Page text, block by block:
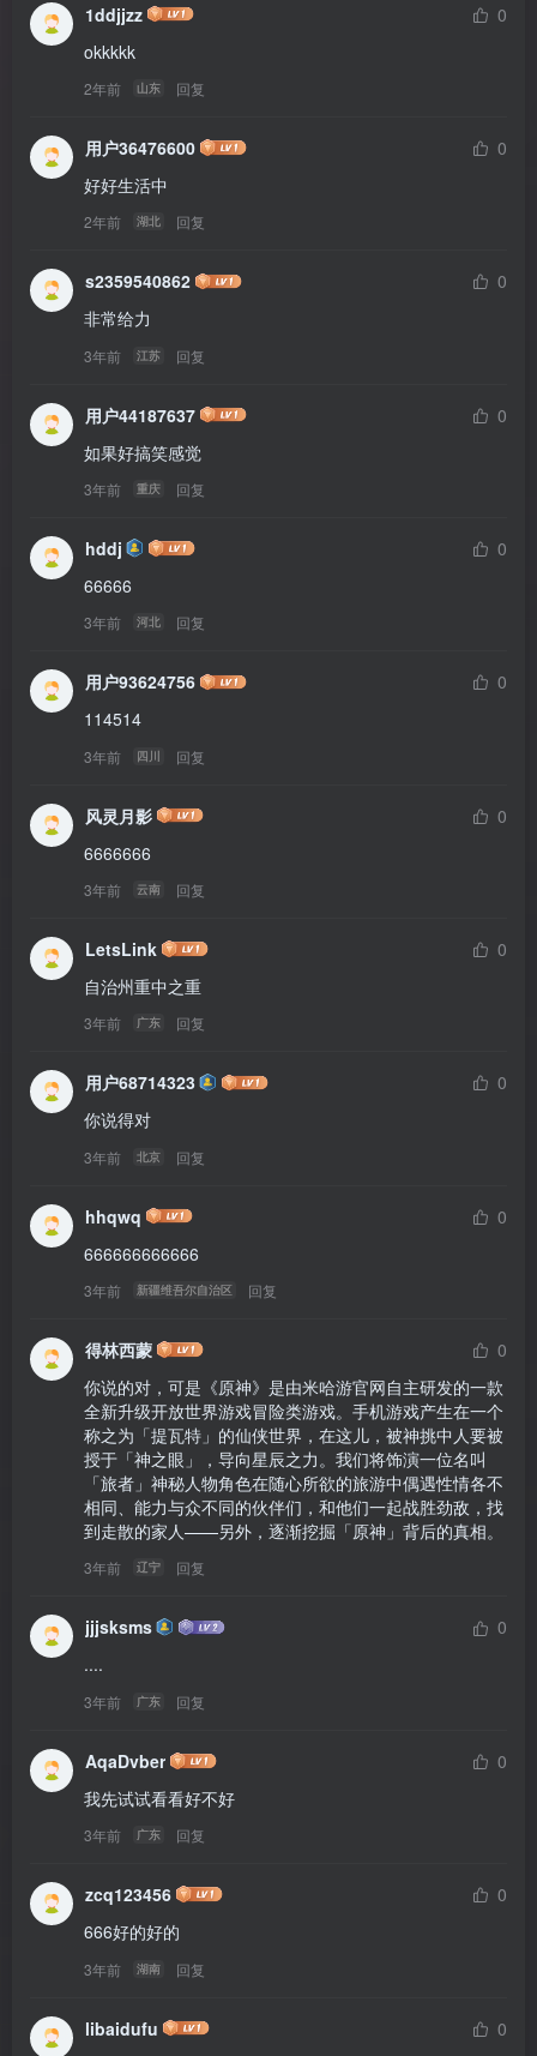
1ddjjzz
0
okkkkk
2年前 山东 回复
用户36476600
0
好好生活中
2年前 湖北 回复
s2359540862
0
非常给力
3年前 江苏 回复
用户44187637
0
如果好搞笑感觉
3年前 重庆 回复
hddj
0
66666
3年前 河北 回复
用户93624756
0
114514
3年前 四川 回复
风灵月影
0
6666666
3年前 云南 回复
LetsLink
0
自治州重中之重
3年前 广东 回复
用户68714323
0
你说得对
3年前 北京 回复
hhqwq
0
666666666666
3年前 新疆维吾尔自治区 回复
得林西蒙
0
你说的对，可是《原神》是由米哈游官网自主研发的一款
全新升级开放世界游戏冒险类游戏。手机游戏产生在一个
称之为「提瓦特」的仙侠世界，在这儿，被神挑中人要被
授于「神之眼」，导向星辰之力。我们将饰演一位名叫
「旅者」神秘人物角色在随心所欲的旅游中偶遇性情各不
相同、能力与众不同的伙伴们，和他们一起战胜劲敌，找
到走散的家人——另外，逐渐挖掘「原神」背后的真相。
3年前 辽宁 回复
jjjsksms
0
....
3年前 广东 回复
AqaDvber
0
我先试试看看好不好
3年前 广东 回复
zcq123456
0
666好的好的
3年前 湖南 回复
libaidufu
0